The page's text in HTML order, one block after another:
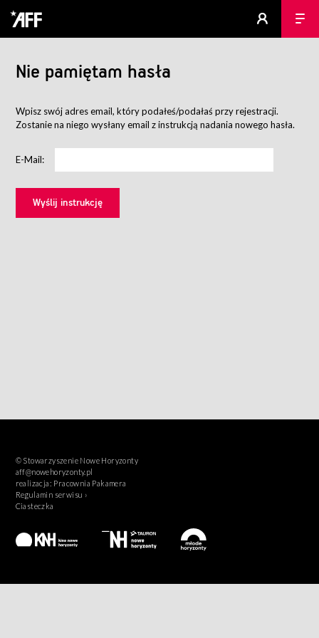
Nie pamiętam hasła
Wpisz swój adres email, który podałeś/podałaś przy rejestracji.
Zostanie na niego wysłany email z instrukcją nadania nowego hasła.
E-Mail:
© Stowarzyszenie Nowe Horyzonty
aff@nowehoryzonty.pl
realizacja: Pracownia Pakamera
Regulamin serwisu ›
Ciasteczka